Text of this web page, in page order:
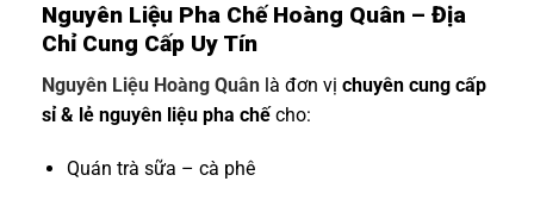
Nguyên Liệu Pha Chế Hoàng Quân – Địa
Chỉ Cung Cấp Uy Tín
Nguyên Liệu Hoàng Quân là đơn vị chuyên cung cấp
sỉ & lẻ nguyên liệu pha chếcho:
Quán trà sữa – cà phê